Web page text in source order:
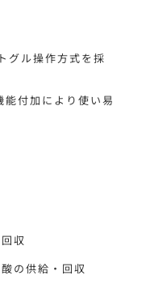
グル操作方式を採
付加により使い易
収
の供給・回収